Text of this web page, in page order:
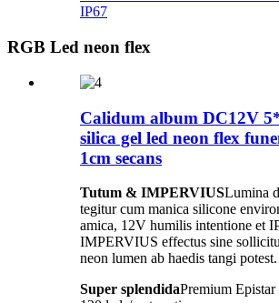
IP67
RGB Led neon flex
Calidum album DC12V
silica gel led neon flex
1cm secans
Tutum & IMPERVIUSLumina
tegitur cum manica silicone
amica, 12V humilis intentione et
IMPERVIUS effectus sine
neon lumen ab haedis tangi potest.
Super splendidaPremium